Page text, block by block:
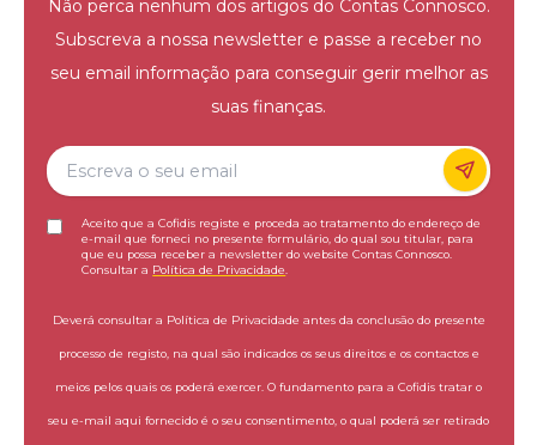
Não perca nenhum dos artigos do Contas Connosco.
Subscreva a nossa newsletter e passe a receber no
seu email informação para conseguir gerir melhor as
suas finanças.
Aceito que a Cofidis registe e proceda ao tratamento do endereço de
e-mail que forneci no presente formulário, do qual sou titular, para
que eu possa receber a newsletter do website Contas Connosco.
Consultar a Política de Privacidade
Deverá consultar a Política de Privacidade antes da conclusão do presente
processo de registo, na qual são indicados os seus direitos e os contactos e
meios pelos quais os poderá exercer. O fundamento para a Cofidis tratar o
seu e-mail aqui fornecido é o seu consentimento, o qual poderá ser retirado